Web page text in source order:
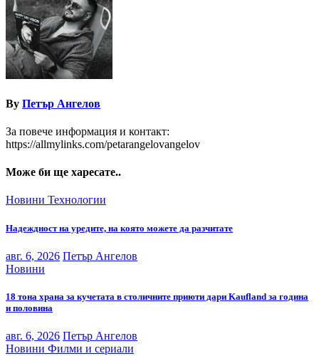
By Петър Ангелов
За повече информация и контакт:
https://allmylinks.com/petarangelovangelov
Може би ще харесате..
Новини Технологии
Надеждност на уредите, на която можете да разчитате
авг. 6, 2026 Петър Ангелов
Новини
18 тона храна за кучетата в столичните приюти дари Kaufland за година
и половина
авг. 6, 2026 Петър Ангелов
Новини Филми и сериали